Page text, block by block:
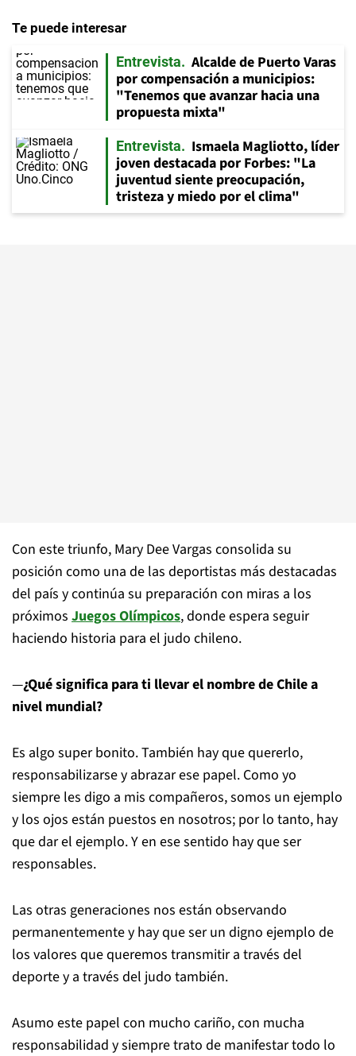
Te puede interesar
Entrevista
Alcalde de Puerto Varas
por compensación a municipios:
"Tenemos que avanzar hacia una
propuesta mixta"
Entrevista
Ismaela Magliotto, líder
joven destacada por Forbes: "La
juventud siente preocupación,
tristeza y miedo por el clima"
Con este triunfo, Mary Dee Vargas consolida su
posición como una de las deportistas más destacadas
del país y continúa su preparación con miras a los
próximos Juegos Olímpicos, donde espera seguir
haciendo historia para el judo chileno.
—¿Qué significa para ti llevar el nombre de Chile a
nivel mundial?
Es algo super bonito. También hay que quererlo,
responsabilizarse y abrazar ese papel. Como yo
siempre les digo a mis compañeros, somos un ejemplo
y los ojos están puestos en nosotros; por lo tanto, hay
que dar el ejemplo. Y en ese sentido hay que ser
responsables.
Las otras generaciones nos están observando
permanentemente y hay que ser un digno ejemplo de
los valores que queremos transmitir a través del
deporte y a través del judo también.
Asumo este papel con mucho cariño, con mucha
responsabilidad y siempre trato de manifestar todo lo